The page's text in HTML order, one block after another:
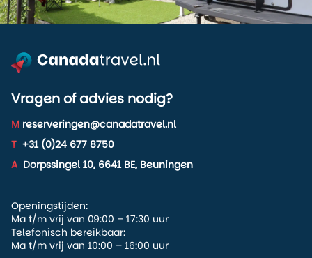
Vragen of advies nodig?
M reserveringen@canadatravel.nl
T +31 (0)24 677 8750
A Dorpssingel 10, 6641 BE, Beuningen
Openingstijden:
Ma t/m vrij van 09:00 – 17:30 uur
Telefonisch bereikbaar:
Ma t/m vrij van 10:00 – 16:00 uur